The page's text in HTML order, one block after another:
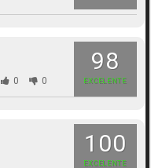
98
EXCELENTE
0 0
100
EXCELENTE